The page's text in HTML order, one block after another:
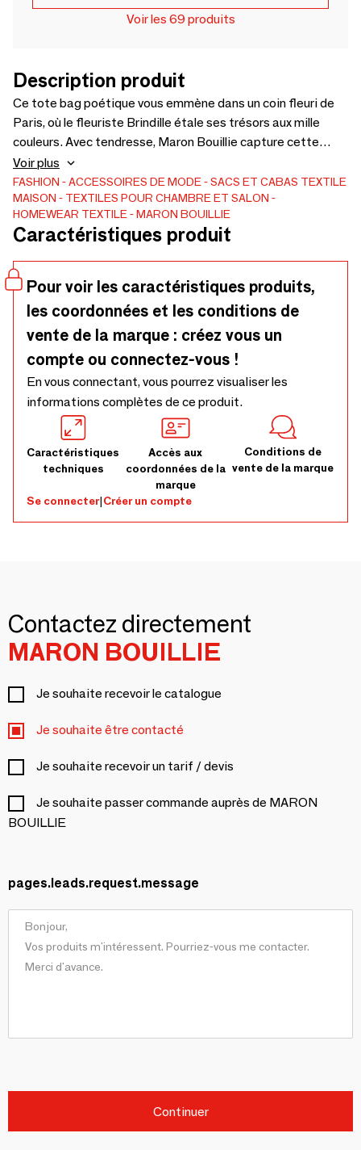
Voir les 69 produits
Description produit
Ce tote bag poétique vous emmène dans un coin fleuri de
Paris, où le fleuriste Brindille étale ses trésors aux mille
couleurs. Avec tendresse, Maron Bouillie capture cette
façade discrète et pleine de charme, nichée entre deux rues
paisibles. Chaque bouquet semble y raconter une histoire
douce comme un matin de printemps. Pratique, éthique et
chargé d’émotion, ce sac en tissu est une invitation à faire
éclore la poésie urbaine au quotidien. Ce sac fourre-tout
est fabriqué en France et facilement lavable en machine.
Voir plus
FASHION ACCESSOIRES DE MODE SACS ET CABAS TEXTILE
MAISON
TEXTILES POUR CHAMBRE ET SALON
HOMEWEAR TEXTILE
MARON BOUILLIE
Caractéristiques produit
Pour voir les caractéristiques produits,
les coordonnées et les conditions de
vente de la marque : créez vous un
compte ou connectez-vous !
En vous connectant, vous pourrez visualiser les
informations complètes de ce produit.
Caractéristiques
techniques
Accès aux
coordonnées de la
marque
Conditions de
vente de la marque
Se connecter|Créer un compte
Contactez directement
MARON BOUILLIE
Je souhaite recevoir le catalogue
Je souhaite être contacté
Je souhaite recevoir un tarif / devis
Je souhaite passer commande auprès de MARON
BOUILLIE
pages.leads.request.message
Continuer